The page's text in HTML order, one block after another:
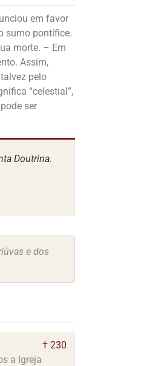
em favor
sumo pontífice.
morte. – Em
Assim,
pelo
“celestial”,
ser
Doutrina.
e dos
a Igreja
† 230